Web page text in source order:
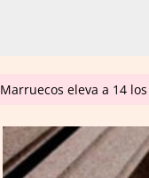
Marruecos eleva a 14